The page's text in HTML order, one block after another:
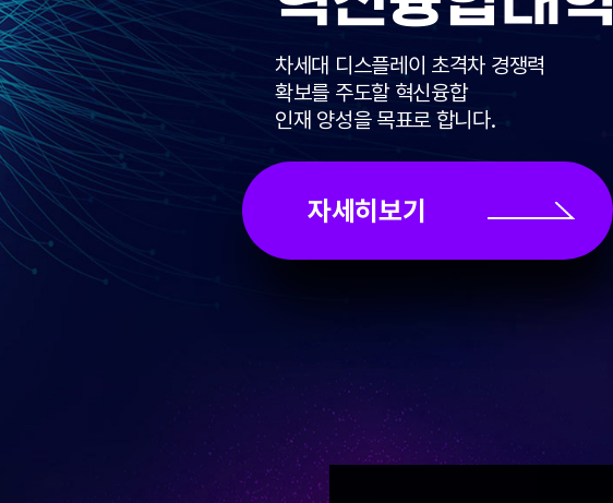
차세대 디스플레이 초격차 경쟁력
확보를 주도할 혁신융합
인재 양성을 목표로 합니다.
자세히보기